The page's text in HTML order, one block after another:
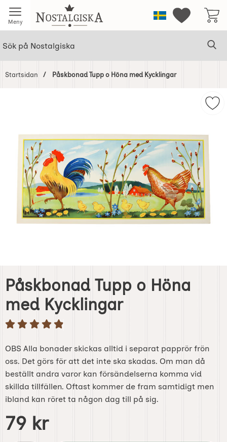
Meny Startsidan för NostalgiskaSverigeMina
Startsidan Påskbonad Tupp o Höna med Kycklingar
Påskbonad Tupp o Höna
med Kycklingar
OBS Alla bonader skickas alltid i separat papprör frön
oss. Det görs för att det inte ska skadas. Om man då
beställt andra varor kan försändelserna komma vid
skillda tillfällen. Oftast kommer de fram samtidigt men
ibland kan röret ta någon dag till på sig.
Handla denna produkt Påskbonad Tupp o Höna med
pris
79 kr